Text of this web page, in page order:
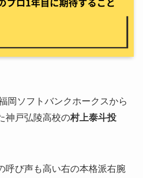
岡ソフトバンクホークスから
神戸弘陵高校の村上泰斗投
呼び声も高い右の本格派右腕